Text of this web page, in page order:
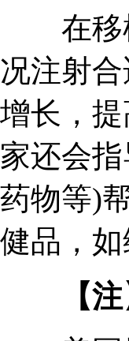
在移植
况注射
增长，
家还会
药物等)
健品，
【注